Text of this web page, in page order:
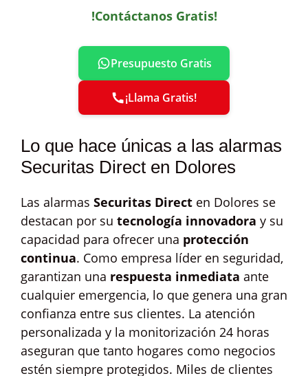
!Contáctanos Gratis!
Presupuesto Gratis
¡Llama Gratis!
Lo que hace únicas a las alarmas
Securitas Direct en Dolores
Las alarmas Securitas Direct en Dolores se
destacan por su tecnología innovadora y su
capacidad para ofrecer una protección
continua. Como empresa líder en seguridad,
garantizan una respuesta inmediata ante
cualquier emergencia, lo que genera una gran
confianza entre sus clientes. La atención
personalizada y la monitorización 24 horas
aseguran que tanto hogares como negocios
estén siempre protegidos. Miles de clientes